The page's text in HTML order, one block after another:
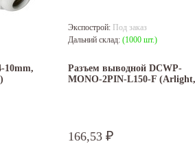
10mm,
Экспострой: Под заказ
Дальний склад: (1000 шт.)
Разъем выводной DCWP-
MONO-2PIN-L150-F
166,53 ₽